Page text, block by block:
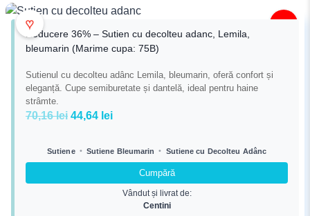
♥
Reducere 36% – Sutien cu decolteu adanc, Lemila,
bleumarin (Marime cupa: 75B)
Sutienul cu decolteu adânc Lemila, bleumarin, oferă confort și
eleganță. Cupe semiburetate și dantelă, ideal pentru haine
strâmte.
70,16lei Prețul
a
fost:
70,16 lei.
44,64 leiPrețul
este:
44,64 lei.
Sutiene • Sutiene Bleumarin • Sutiene cu Decolteu Adânc
Cumpără
Vândut și livrat de:
Centini